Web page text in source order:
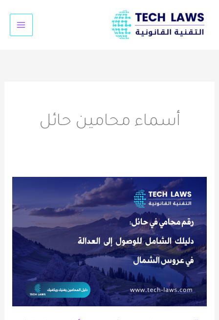
المحتوى
أسماء محامين حائل
محامي
في
حائل:
دليلك
الشامل
للوصول
إلى
العدالة